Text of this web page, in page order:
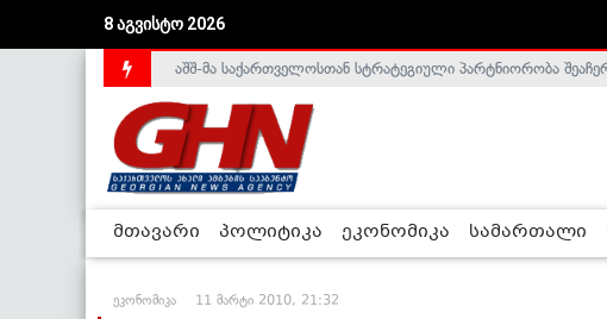
8 აგვისტო 2026
საქართველოს დე-ფაქტო მთავრობა არალეგიტიმურია -
აშშ-მა საქართველოსთან სტრატეგიული პარტნიორობა
მთავარი პოლიტიკა ეკონომიკა სამართალი
ეკონომიკა 11 მარტი 2010, 21:32